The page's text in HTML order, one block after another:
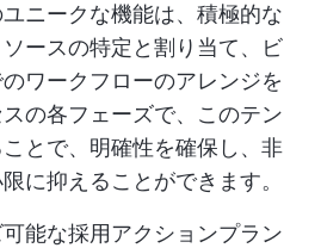
ニークな機能は、積極的な
ースの特定と割り当て、ビ
ワークフローのアレンジを
の各フェーズで、このテン
とで、明確性を確保し、非
に抑えることができます。
能な採用アクションプラン